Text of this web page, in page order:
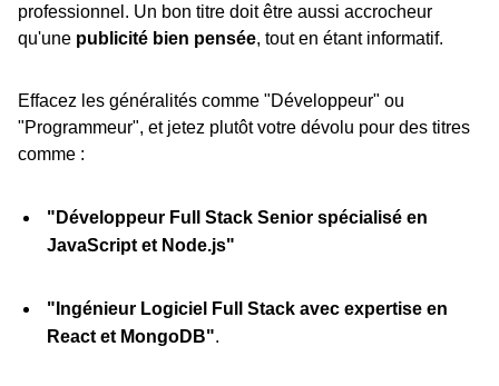
professionnel. Un bon titre doit être aussi accrocheur
qu'une publicité bien pensée, tout en étant informatif.
Effacez les généralités comme "Développeur" ou
"Programmeur", et jetez plutôt votre dévolu pour des titres
comme :
"Développeur Full Stack Senior spécialisé en
JavaScript et Node.js"
"Ingénieur Logiciel Full Stack avec expertise en
React et MongoDB".